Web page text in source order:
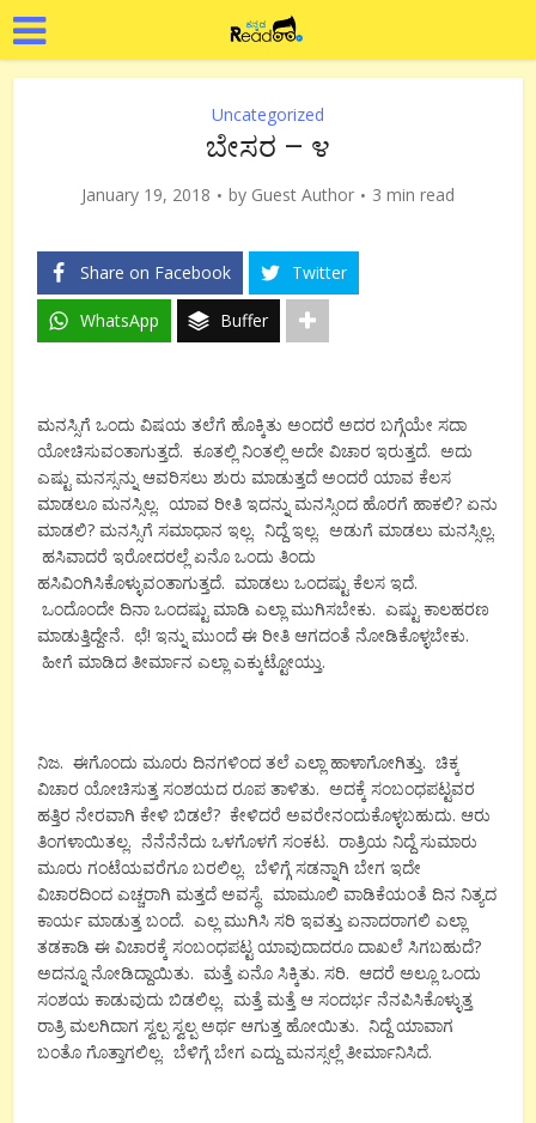
Uncategorized
ಬೇಸರ – ೪
January 19, 2018 by Guest Author 3 min read
Share on Facebook Twitter
WhatsApp Buffer
ಮನಸ್ಸಿಗೆ ಒಂದು ವಿಷಯ ತಲೆಗೆ ಹೊಕ್ಕಿತು ಅಂದರೆ ಅದರ ಬಗ್ಗೆಯೇ ಸದಾ
ಯೋಚಿಸುವಂತಾಗುತ್ತದೆ. ಕೂತಲ್ಲಿ ನಿಂತಲ್ಲಿ ಅದೇ ವಿಚಾರ ಇರುತ್ತದೆ. ಅದು
ಎಷ್ಟು ಮನಸ್ಸನ್ನು ಆವರಿಸಲು ಶುರು ಮಾಡುತ್ತದೆ ಅಂದರೆ ಯಾವ ಕೆಲಸ
ಮಾಡಲೂ ಮನಸ್ಸಿಲ್ಲ. ಯಾವ ರೀತಿ ಇದನ್ನು ಮನಸ್ಸಿಂದ ಹೊರಗೆ ಹಾಕಲಿ? ಏನು
ಮಾಡಲಿ? ಮನಸ್ಸಿಗೆ ಸಮಾಧಾನ ಇಲ್ಲ. ನಿದ್ದೆ ಇಲ್ಲ. ಅಡುಗೆ ಮಾಡಲು ಮನಸ್ಸಿಲ್ಲ.
ಹಸಿವಾದರೆ ಇರೋದರಲ್ಲೆ ಏನೊ ಒಂದು ತಿಂದು
ಹಸಿವಿಂಗಿಸಿಕೊಳ್ಳುವಂತಾಗುತ್ತದೆ. ಮಾಡಲು ಒಂದಷ್ಟು ಕೆಲಸ ಇದೆ.
ಒಂದೊಂದೇ ದಿನಾ ಒಂದಷ್ಟು ಮಾಡಿ ಎಲ್ಲಾ ಮುಗಿಸಬೇಕು. ಎಷ್ಟು ಕಾಲಹರಣ
ಮಾಡುತ್ತಿದ್ದೇನೆ. ಛೆ! ಇನ್ನು ಮುಂದೆ ಈ ರೀತಿ ಆಗದಂತೆ ನೋಡಿಕೊಳ್ಳಬೇಕು.
ಹೀಗೆ ಮಾಡಿದ ತೀರ್ಮಾನ ಎಲ್ಲಾ ಎಕ್ಕುಟ್ಟೋಯ್ತು.
ನಿಜ. ಈಗೊಂದು ಮೂರು ದಿನಗಳಿಂದ ತಲೆ ಎಲ್ಲಾ ಹಾಳಾಗೋಗಿತ್ತು. ಚಿಕ್ಕ
ವಿಚಾರ ಯೋಚಿಸುತ್ತ ಸಂಶಯದ ರೂಪ ತಾಳಿತು. ಅದಕ್ಕೆ ಸಂಬಂಧಪಟ್ಟವರ
ಹತ್ತಿರ ನೇರವಾಗಿ ಕೇಳಿ ಬಿಡಲೆ? ಕೇಳಿದರೆ ಅವರೇನಂದುಕೊಳ್ಳಬಹುದು. ಆರು
ತಿಂಗಳಾಯಿತಲ್ಲ. ನೆನೆನೆನೆದು ಒಳಗೊಳಗೆ ಸಂಕಟ. ರಾತ್ರಿಯ ನಿದ್ದೆ ಸುಮಾರು
ಮೂರು ಗಂಟೆಯವರೆಗೂ ಬರಲಿಲ್ಲ. ಬೆಳಿಗ್ಗೆ ಸಡನ್ನಾಗಿ ಬೇಗ ಇದೇ
ವಿಚಾರದಿಂದ ಎಚ್ಚರಾಗಿ ಮತ್ತದೆ ಅವಸ್ಥೆ. ಮಾಮೂಲಿ ವಾಡಿಕೆಯಂತೆ ದಿನ ನಿತ್ಯದ
ಕಾರ್ಯ ಮಾಡುತ್ತ ಬಂದೆ. ಎಲ್ಲ ಮುಗಿಸಿ ಸರಿ ಇವತ್ತು ಏನಾದರಾಗಲಿ ಎಲ್ಲಾ
ತಡಕಾಡಿ ಈ ವಿಚಾರಕ್ಕೆ ಸಂಬಂಧಪಟ್ಟ ಯಾವುದಾದರೂ ದಾಖಲೆ ಸಿಗಬಹುದೆ?
ಅದನ್ನೂ ನೋಡಿದ್ದಾಯಿತು. ಮತ್ತೆ ಏನೊ ಸಿಕ್ಕಿತು. ಸರಿ. ಆದರೆ ಅಲ್ಲೂ ಒಂದು
ಸಂಶಯ ಕಾಡುವುದು ಬಿಡಲಿಲ್ಲ. ಮತ್ತೆ ಮತ್ತೆ ಆ ಸಂದರ್ಭ ನೆನಪಿಸಿಕೊಳ್ಳುತ್ತ
ರಾತ್ರಿ ಮಲಗಿದಾಗ ಸ್ವಲ್ಪ ಸ್ವಲ್ಪ ಅರ್ಥ ಆಗುತ್ತ ಹೋಯಿತು. ನಿದ್ದೆ ಯಾವಾಗ
ಬಂತೊ ಗೊತ್ತಾಗಲಿಲ್ಲ. ಬೆಳಿಗ್ಗೆ ಬೇಗ ಎದ್ದು ಮನಸ್ಸಲ್ಲೆ ತೀರ್ಮಾನಿಸಿದೆ.